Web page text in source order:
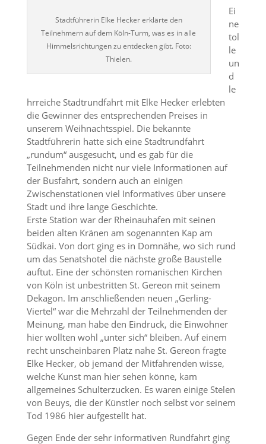
Stadtführerin Elke Hecker erklärte den
Teilnehmern auf dem Köln-Turm, was es in alle
Himmelsrichtungen zu entdecken gibt. Foto:
Thielen.
Ei
ne
tol
le
un
d
le
hrreiche Stadtrundfahrt mit Elke Hecker erlebten
die Gewinner des entsprechenden Preises in
unserem Weihnachtsspiel. Die bekannte
Stadtführerin hatte sich eine Stadtrundfahrt
„rundum“ ausgesucht, und es gab für die
Teilnehmenden nicht nur viele Informationen auf
der Busfahrt, sondern auch an einigen
Zwischenstationen viel Informatives über unsere
Stadt und ihre lange Geschichte.
Erste Station war der Rheinauhafen mit seinen
beiden alten Kränen am sogenannten Kap am
Südkai. Von dort ging es in Domnähe, wo sich rund
um das Senatshotel die nächste große Baustelle
auftut. Eine der schönsten romanischen Kirchen
von Köln ist unbestritten St. Gereon mit seinem
Dekagon. Im anschließenden neuen „Gerling-
Viertel“ war die Mehrzahl der Teilnehmenden der
Meinung, man habe den Eindruck, die Einwohner
hier wollten wohl „unter sich“ bleiben. Auf einem
recht unscheinbaren Platz nahe St. Gereon fragte
Elke Hecker, ob jemand der Mitfahrenden wisse,
welche Kunst man hier sehen könne, kam
allgemeines Schulterzucken. Es waren einige Stelen
von Beuys, die der Künstler noch selbst vor seinem
Tod 1986 hier aufgestellt hat.
Gegen Ende der sehr informativen Rundfahrt ging